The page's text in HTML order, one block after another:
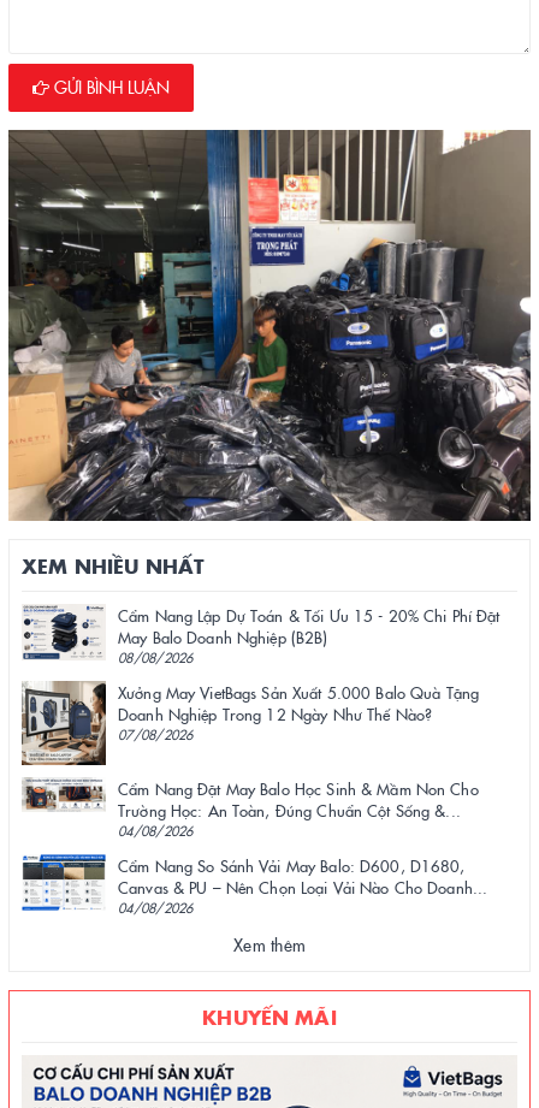
GỬI BÌNH LUẬN
XEM NHIỀU NHẤT
Cẩm Nang Lập Dự Toán & Tối Ưu 15 - 20% Chi Phí Đặt
May Balo Doanh Nghiệp (B2B)
08/08/2026
Xưởng May VietBags Sản Xuất 5.000 Balo Quà Tặng
Doanh Nghiệp Trong 12 Ngày Như Thế Nào?
07/08/2026
Cẩm Nang Đặt May Balo Học Sinh & Mầm Non Cho
Trường Học: An Toàn, Đúng Chuẩn Cột Sống &...
04/08/2026
Cẩm Nang So Sánh Vải May Balo: D600, D1680,
Canvas & PU – Nên Chọn Loại Vải Nào Cho Doanh...
04/08/2026
Xem thêm
KHUYẾN MÃI